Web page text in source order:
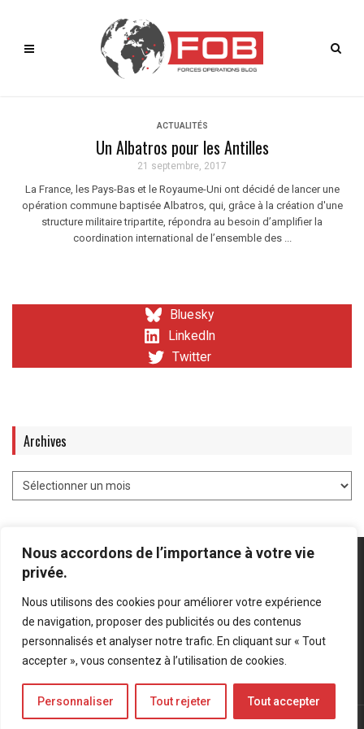
Nous accordons de l’importance à votre vie
privée.
Nous utilisons des cookies pour améliorer votre expérience
de navigation, proposer des publicités ou des contenus
personnalisés et analyser notre trafic. En cliquant sur « Tout
accepter », vous consentez à l’utilisation de cookies.
Personnaliser Tout rejeter Tout accepter
ACTUALITÉS
Un Albatros pour les Antilles
21 septembre, 2017
La France, les Pays-Bas et le Royaume-Uni ont décidé de lancer une
opération commune baptisée Albatros, qui, grâce à la création d'une
structure militaire tripartite, répondra au besoin d’amplifier la
coordination international de l’ensemble des ...
Bluesky
LinkedIn
Twitter
Archives
Mentions légales Politique de confidentialité
Bluesky
LinkedIn
Twitter
© Forces Operations Blog - 2022